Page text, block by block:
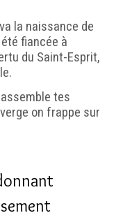
la naissance de
fiancée à
du Saint-Esprit,
tes
on frappe sur